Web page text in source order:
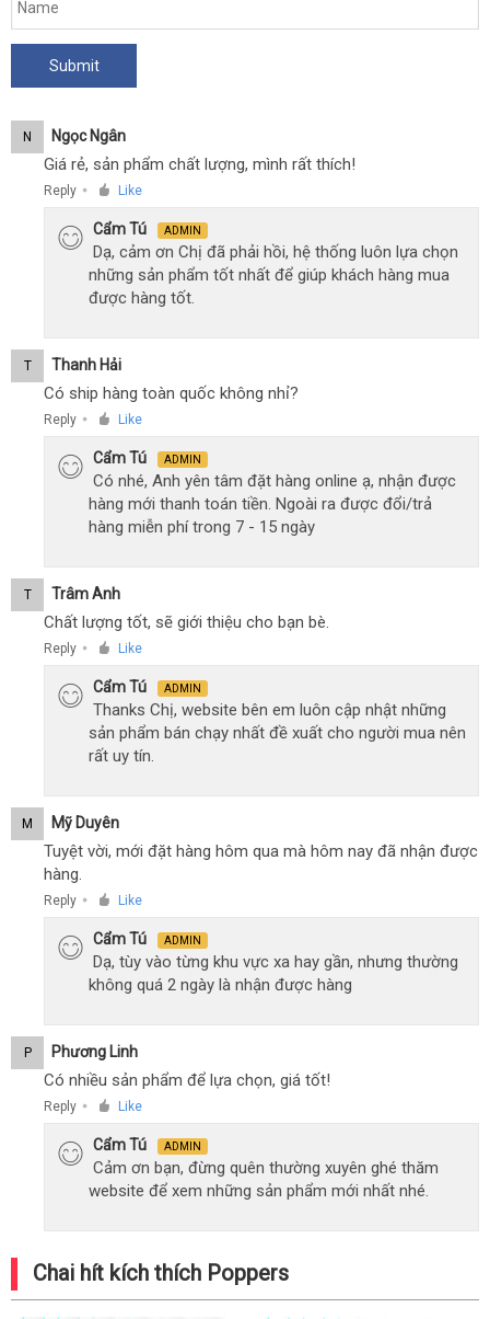
N Ngọc Ngân
Giá rẻ, sản phẩm chất lượng, mình rất thích!
Reply ● Like
Cẩm Tú ADMIN
Dạ, cảm ơn Chị đã phải hồi, hệ thống luôn lựa chọn
những sản phẩm tốt nhất để giúp khách hàng mua
được hàng tốt.
T Thanh Hải
Có ship hàng toàn quốc không nhỉ?
Reply ● Like
Cẩm Tú ADMIN
Có nhé, Anh yên tâm đặt hàng online ạ, nhận được
hàng mới thanh toán tiền. Ngoài ra được đổi/trả
hàng miễn phí trong 7 - 15 ngày
T Trâm Anh
Chất lượng tốt, sẽ giới thiệu cho bạn bè.
Reply ● Like
Cẩm Tú ADMIN
Thanks Chị, website bên em luôn cập nhật những
sản phẩm bán chạy nhất đề xuất cho người mua nên
rất uy tín.
M Mỹ Duyên
Tuyệt vời, mới đặt hàng hôm qua mà hôm nay đã nhận được
hàng.
Reply ● Like
Cẩm Tú ADMIN
Dạ, tùy vào từng khu vực xa hay gần, nhưng thường
không quá 2 ngày là nhận được hàng
P Phương Linh
Có nhiều sản phẩm để lựa chọn, giá tốt!
Reply ● Like
Cẩm Tú ADMIN
Cảm ơn bạn, đừng quên thường xuyên ghé thăm
website để xem những sản phẩm mới nhất nhé.
Chai hít kích thích Poppers